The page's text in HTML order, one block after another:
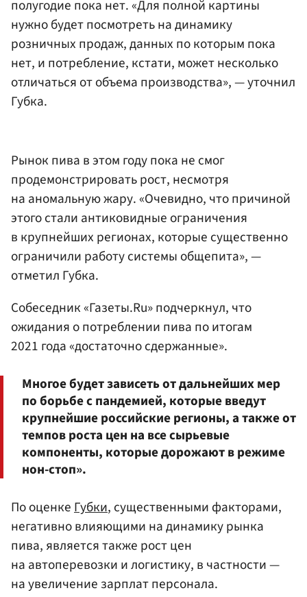
полугодие пока нет. «Для полной картины
нужно будет посмотреть на динамику
розничных продаж, данных по которым пока
нет, и потребление, кстати, может несколько
отличаться от объема производства», — уточнил
Губка.
Рынок пива в этом году пока не смог
продемонстрировать рост, несмотря
на аномальную жару. «Очевидно, что причиной
этого стали антиковидные ограничения
в крупнейших регионах, которые существенно
ограничили работу системы общепита», —
отметил Губка.
Собеседник «Газеты.Ru» подчеркнул, что
ожидания о потреблении пива по итогам
2021 года «достаточно сдержанные».
Многое будет зависеть от дальнейших мер
по борьбе с пандемией, которые введут
крупнейшие российские регионы, а также от
темпов роста цен на все сырьевые
компоненты, которые дорожают в режиме
нон-стоп».
По оценкеГубки, существенными факторами,
негативно влияющими на динамику рынка
пива, является также рост цен
на автоперевозки и логистику, в частности —
на увеличение зарплат персонала.